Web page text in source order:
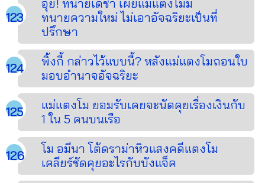
อุ๊ย! ทนายเดชา เผยแม่แตงโมมี
ทนายความใหม่ ไม่เอาอัจฉริยะเป็นที่
ปรึกษา
พิ้งกี้ กล่าวไว้แบบนี้? หลังแม่แตงโมถอนใบ
มอบอำนาจอัจฉริยะ
แม่แตงโม ยอมรับเคยจะนัดคุยเรื่องเงินกับ
1 ใน 5 คนบนเรือ
โม อมีนา โต้ดราม่าหิวแสงคดีแตงโม
เคลียร์ชัดคุยอะไรกับบังแจ็ค